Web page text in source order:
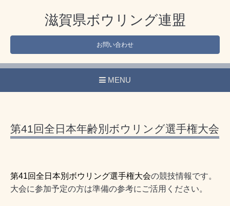
滋賀県ボウリング連盟
お問い合わせ
MENU
第41回全日本年齢別ボウリング選手権大会
第41回全日本別ボウリング選手権大会の競技情報です。
大会に参加予定の方は準備の参考にご活用ください。